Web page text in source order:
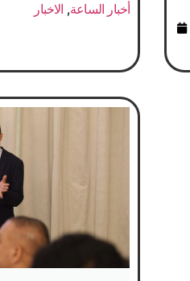
أخبار الساعة, الاخبار